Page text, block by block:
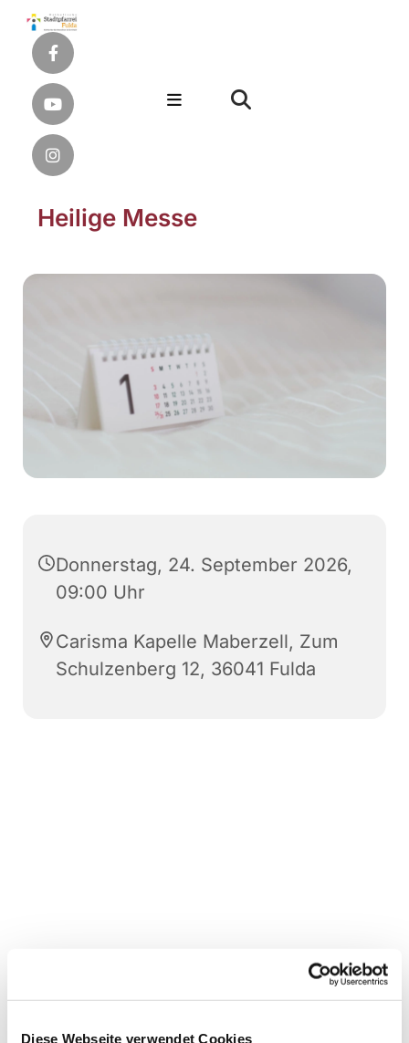
Diese Webseite verwendet Cookies
Heilige Messe
Donnerstag, 24. September 2026,
09:00 Uhr
Carisma Kapelle Maberzell, Zum
Schulzenberg 12, 36041 Fulda